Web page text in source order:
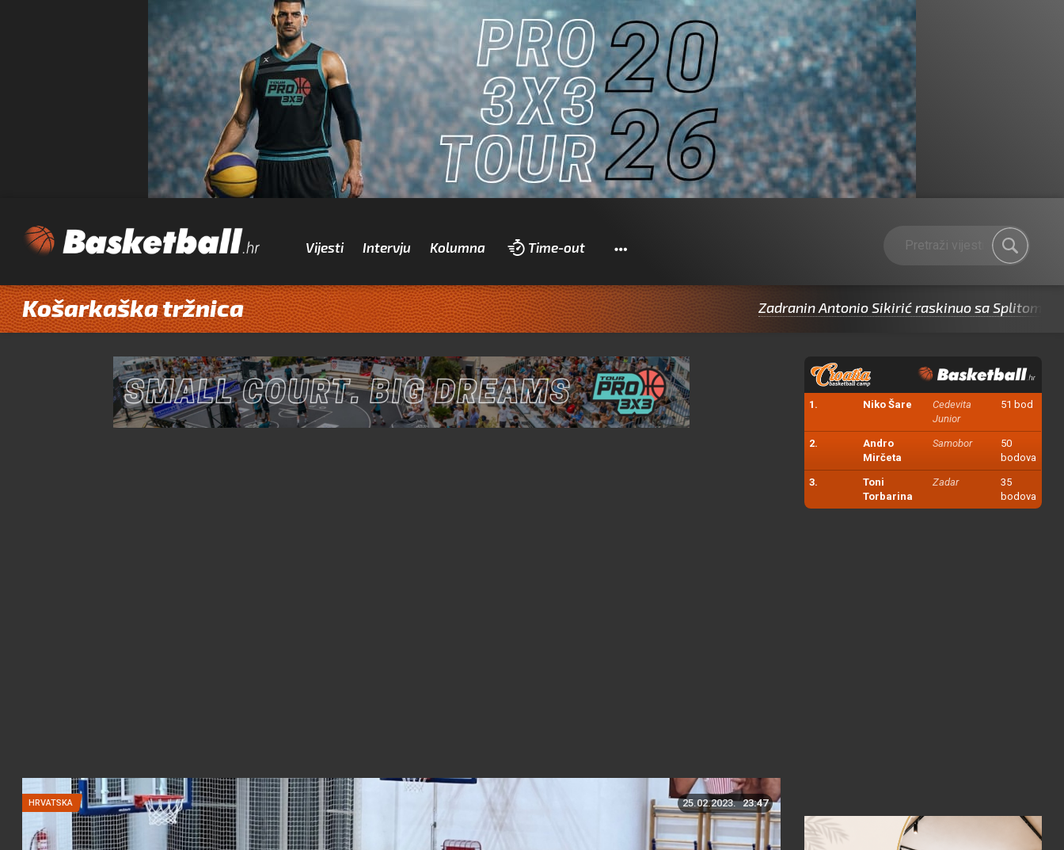
Vijesti Intervju Kolumna Time-out Pretraži
Košarkaška tržnica Zadranin Antonio Sikirić raskinuo sa Splitom pa potpisao
1. Niko Šare
Cedevita
Junior
51 bod
2.
Andro
Mirčeta
Samobor
50
bodova
3.
Toni
Torbarina
Zadar
35
bodova
HRVATSKA 25.02.2023. 23:47